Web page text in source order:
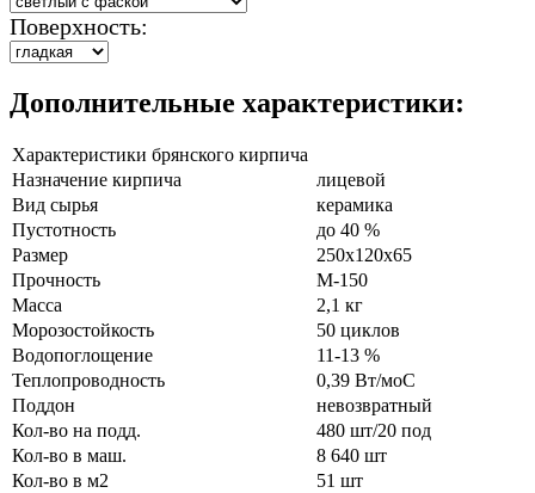
Поверхность:
Дополнительные характеристики:
Характеристики брянского кирпича
Назначение кирпича
лицевой
Вид сырья
керамика
Пустотность
до 40 %
Размер
250х120х65
Прочность
М-150
Масса
2,1 кг
Морозостойкость
50 циклов
Водопоглощение
11-13 %
Теплопроводность
0,39 Вт/моС
Поддон
невозвратный
Кол-во на подд.
480 шт/20 под
Кол-во в маш.
8 640 шт
Кол-во в м2
51 шт